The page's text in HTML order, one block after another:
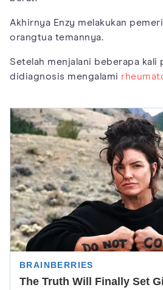
Akhirnya Enzy melakukan
orangtua temannya.
Setelah menjalani beberapa kali
didiagnosis mengalami